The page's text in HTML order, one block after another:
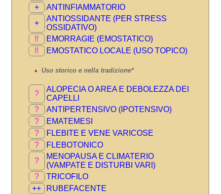
+
ANTINFIAMMATORIO
+
ANTIOSSIDANTE (PER STRESS
OSSIDATIVO)
!!
EMORRAGIE (EMOSTATICO)
!!
EMOSTATICO LOCALE (USO TOPICO)
Uso storico e nella tradizione*
?
ALOPECIA O AREA E DEBOLEZZA DEI
CAPELLI
?
ANTIPERTENSIVO (IPOTENSIVO)
?
EMATEMESI
?
FLEBITE E VENE VARICOSE
?
FLEBOTONICO
?
MENOPAUSA E CLIMATERIO
(VAMPATE E DISTURBI VARI)
?
TRICOFILO
++
RUBEFACENTE